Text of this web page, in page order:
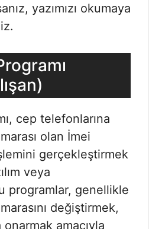
yazımızı okumaya
cep telefonlarına
olan İmei
gerçekleştirmek
veya
programlar, genellikle
değiştirmek,
amacıyla